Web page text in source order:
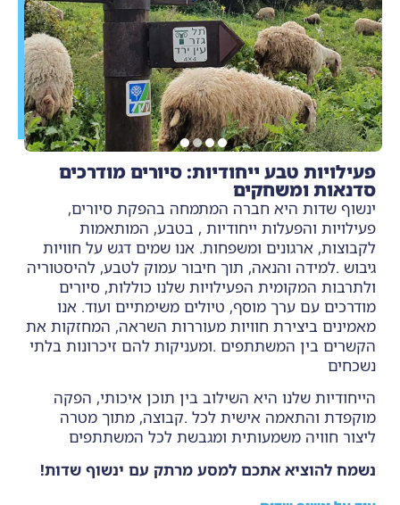
פעילויות טבע ייחודיות: סיורים מודרכים
סדנאות ומשחקים
ינשוף שדות היא חברה המתמחה בהפקת סיורים,
פעילויות והפעלות ייחודיות , בטבע, המותאמות
לקבוצות, ארגונים ומשפחות. אנו שמים דגש על חוויות
גיבוש .למידה והנאה, תוך חיבור עמוק לטבע, להיסטוריה
ולתרבות המקומית הפעילויות שלנו כוללות, סיורים
מודרכים עם ערך מוסף, טיולים משימתיים ועוד. אנו
מאמינים ביצירת חוויות מעוררות השראה, המחזקות את
הקשרים בין המשתתפים .ומעניקות להם זיכרונות בלתי
נשכחים
הייחודיות שלנו היא השילוב בין תוכן איכותי, הפקה
מוקפדת והתאמה אישית לכל .קבוצה, מתוך מטרה
ליצור חוויה משמעותית ומגבשת לכל המשתתפים
נשמח להוציא אתכם למסע מרתק עם ינשוף שדות!